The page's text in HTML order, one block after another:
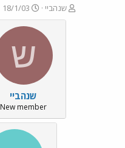
פ
ו
שנהביי
פ
ו
ר
ב
א
ר
י
ך
18/1/03
ש
שנהביי
New member